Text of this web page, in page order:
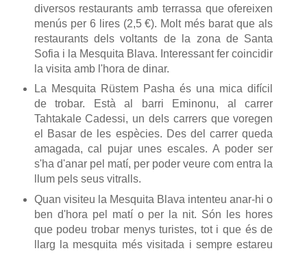
diversos restaurants amb terrassa que ofereixen
menús per 6 lires (2,5 €). Molt més barat que als
restaurants dels voltants de la zona de Santa
Sofia i la Mesquita Blava. Interessant fer coincidir
la visita amb l'hora de dinar.
La Mesquita Rüstem Pasha és una mica difícil
de trobar. Està al barri Eminonu, al carrer
Tahtakale Cadessi, un dels carrers que voregen
el Basar de les espècies. Des del carrer queda
amagada, cal pujar unes escales. A poder ser
s'ha d'anar pel matí, per poder veure com entra la
llum pels seus vitralls.
Quan visiteu la Mesquita Blava intenteu anar-hi o
ben d'hora pel matí o per la nit. Són les hores
que podeu trobar menys turistes, tot i que és de
llarg la mesquita més visitada i sempre estareu